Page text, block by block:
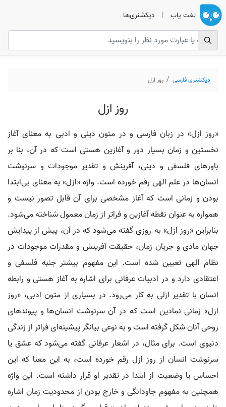
لغت یاب | دیکشنری‌ها
دیکشنری فارسی روز ازل
روز ازل
«روز ازل» در زبان فارسی و در متون دینی و ادبی به معنای آغاز
نخستین و زمان بسیار دور و آغازین هستی است که در آن، بنا بر
باورهای فلسفی و دینی، آفرینش و تقدیر موجودات و سرنوشت
انسان‌ها در علم الهی رقم خورده است. واژه «ازل» به معنای بی‌ابتدا
بودن و زمانی است که آغاز مشخصی برای آن قابل تصور نیست و
همواره به عنوان نقطه آغازین و فراتر از زمان معمول شناخته می‌شود.
بنابراین «روز ازل» به روزی گفته می‌شود که در آن، پیش از پیدایش
جهان مادی و جریان زمان، حقیقت آفرینش و مقدرات موجودات در
نظام الهی تعیین شده است. این مفهوم بیشتر جنبه فلسفی و
اعتقادی دارد و در ادبیات عرفانی برای اشاره به آغاز هستی و رابطه
انسان با تقدیر ازلی به کار می‌رود. در بسیاری از متون ادبی، «روز
ازل» زمانی نمادین است که در آن سرنوشت انسان‌ها و پیوندهای
روحی آنان شکل گرفته است و به نوعی بیانگر پیشینه‌ای فراتر از زندگی
دنیوی است. برای مثال، در اشعار عرفانی گفته می‌شود که عشق یا
سرنوشت انسان از روز ازل رقم خورده است، به این معنا که این
احساس یا وضعیت از ابتدا در تقدیر او قرار داشته است. این واژه
همچنین به مفهوم جاودانگی و خارج بودن از محدودیت زمان اشاره